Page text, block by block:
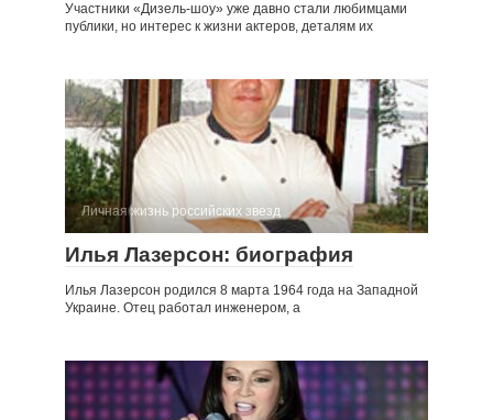
Участники «Дизель-шоу» уже давно стали любимцами
публики, но интерес к жизни актеров, деталям их
Личная жизнь российских звезд
Илья Лазерсон: биография
Илья Лазерсон родился 8 марта 1964 года на Западной
Украине. Отец работал инженером, а